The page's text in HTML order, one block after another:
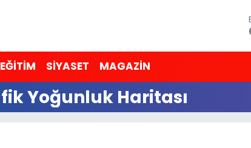
EĞİTİM SİYASET MAGAZİN
Yoğunluk Haritası